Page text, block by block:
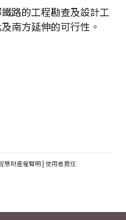
路的工程勘查及設計工
南方延伸的可行性。
慧財產權聲明 | 使用者責任